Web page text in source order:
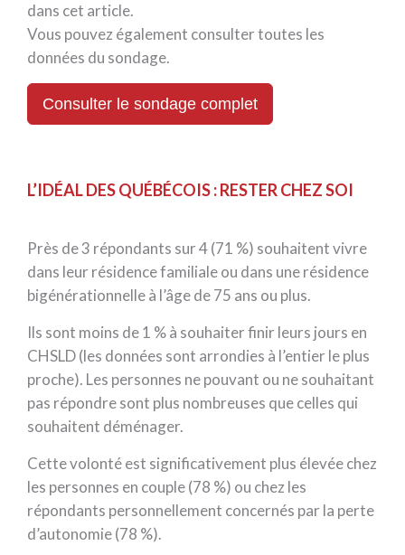
dans cet article.
Vous pouvez également consulter toutes les
données du sondage.
Consulter le sondage complet
L’IDÉAL DES QUÉBÉCOIS : RESTER CHEZ SOI
Près de 3 répondants sur 4 (71 %) souhaitent vivre
dans leur résidence familiale ou dans une résidence
bigénérationnelle à l’âge de 75 ans ou plus.
Ils sont moins de 1 % à souhaiter finir leurs jours en
CHSLD (les données sont arrondies à l’entier le plus
proche). Les personnes ne pouvant ou ne souhaitant
pas répondre sont plus nombreuses que celles qui
souhaitent déménager.
Cette volonté est significativement plus élevée chez
les personnes en couple (78 %) ou chez les
répondants personnellement concernés par la perte
d’autonomie (78 %).